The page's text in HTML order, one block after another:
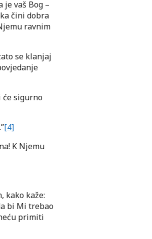
je vaš Bog –
čini dobra
ravnim
se klanjaj
će sigurno
[4]
K Njemu
kako kaže:
bi Mi trebao
primiti